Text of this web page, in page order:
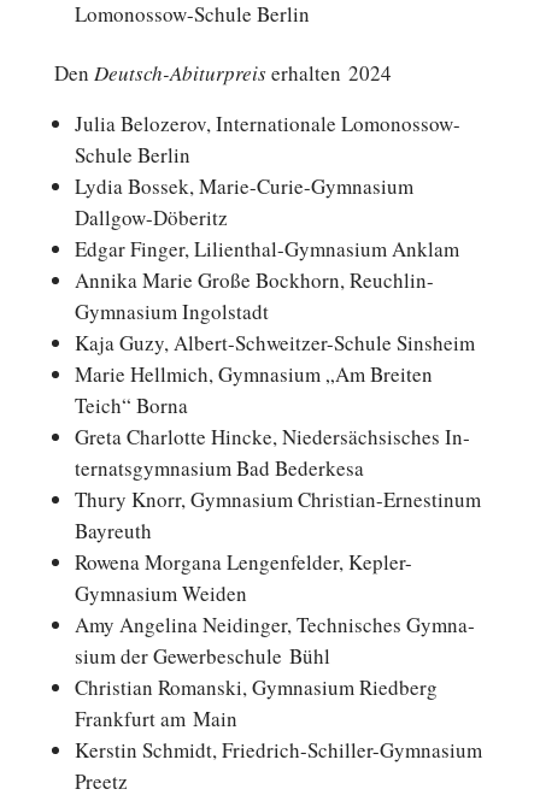
Lomonossow-Schule Berlin
Den Deutsch-Abiturpreiser­hal­ten 2024
Julia Be­lo­zerov, In­ter­na­tio­na­le Lomonossow-
Schule Berlin
Lydia Bossek, Marie-Curie-Gymnasium
Dallgow-Döberitz
Edgar Finger, Lilienthal-Gymnasium Anklam
Annika Marie Große Bock­horn, Reuchlin-
Gymnasium Ingolstadt
Kaja Guzy, Albert-Schweitzer-Schule Sinsheim
Marie Hell­mich, Gym­na­si­um „Am Breiten
Teich“ Borna
Greta Char­lot­te Hincke, Nie­der­säch­si­sches In­
ter­nats­gym­na­si­um Bad Bederkesa
Thury Knorr, Gym­na­si­um Christian-Ernestinum
Bayreuth
Rowena Morgana Len­gen­fel­der, Kepler-
Gymnasium Weiden
Amy An­ge­li­na Nei­din­ger, Tech­ni­sches Gym­na­
si­um der Ge­wer­be­schu­le Bühl
Chris­ti­an Ro­man­ski, Gym­na­si­um Ried­berg
Frank­furt am Main
Kerstin Schmidt, Friedrich-Schiller-Gymnasium
Preetz